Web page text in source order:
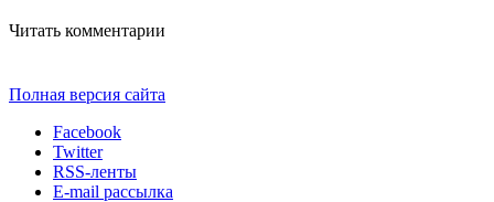
Читать комментарии
Полная версия сайта
Facebook
Twitter
RSS-ленты
E-mail рассылка